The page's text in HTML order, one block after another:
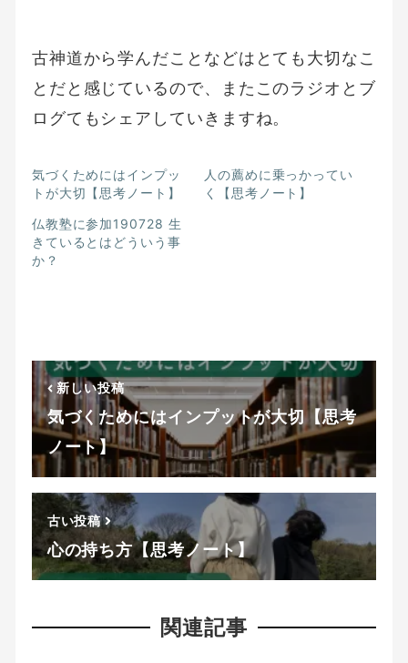
古神道から学んだことなどはとても大切なこ
とだと感じているので、またこのラジオとブ
ログてもシェアしていきますね。
気づくためにはインプッ
トが大切【思考ノート】
人の薦めに乗っかってい
く【思考ノート】
仏教塾に参加190728 生
きているとはどういう事
か？
新しい投稿
気づくためにはインプットが大切【思考
ノート】
古い投稿
心の持ち方【思考ノート】
関連記事